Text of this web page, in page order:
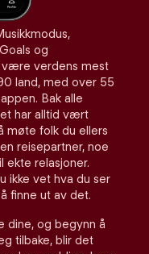
og
være verdens mest
land, med over 55
Bak alle
har alltid vært
møte folk du ellers
reisepartner, noe
ekte relasjoner.
ikke vet hva du ser
finne ut av det.
dine, og begynn å
tilbake, blir det